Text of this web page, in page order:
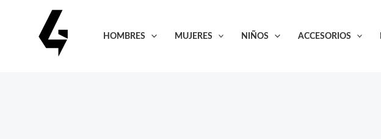
contenido
HOMBRES MUJERES NIÑOS ACCESORIOS